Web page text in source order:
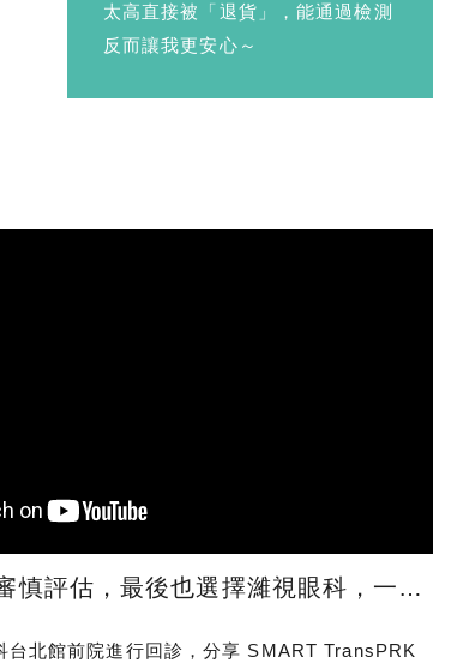
太高直接被「退貨」，能通過檢測
反而讓我更安心～
，最後也選擇濰視眼科，一次處理近視與老花！
台北館前院進行回診，分享 SMART TransPRK